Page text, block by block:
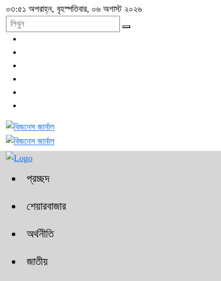
০৩:৫১ অপরাহ্ন, বৃহস্পতিবার, ০৬ অগাস্ট ২০২৬
প্রচ্ছদ
শেয়ারবাজার
অর্থনীতি
জাতীয়